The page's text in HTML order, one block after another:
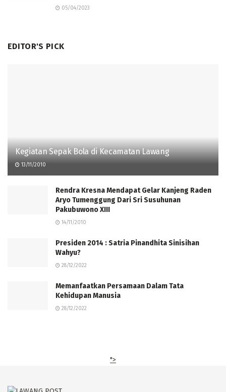
05/04/2023
EDITOR'S PICK
Kegiatan Sepak Bola di Kecamatan Lawang
13/11/2010
Rendra Kresna Mendapat Gelar Kanjeng Raden
Aryo Tumenggung Dari Sri Susuhunan
Pakubuwono XIII
14/11/2010
Presiden 2014 : Satria Pinandhita Sinisihan
Wahyu?
28/12/2022
Memanfaatkan Persamaan Dalam Tata
Kehidupan Manusia
28/12/2022
">